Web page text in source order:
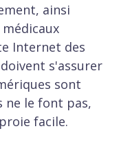
ainsi
Internet des
s'assurer
sont
ne le font pas,
facile.